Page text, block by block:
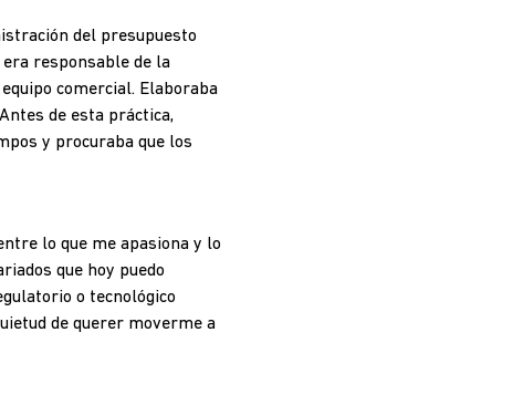
del presupuesto
responsable de la
comercial. Elaboraba
de esta práctica,
y procuraba que los
lo que me apasiona y lo
que hoy puedo
o tecnológico
de querer moverme a